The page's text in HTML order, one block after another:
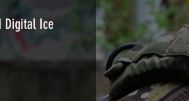
Digital Ice